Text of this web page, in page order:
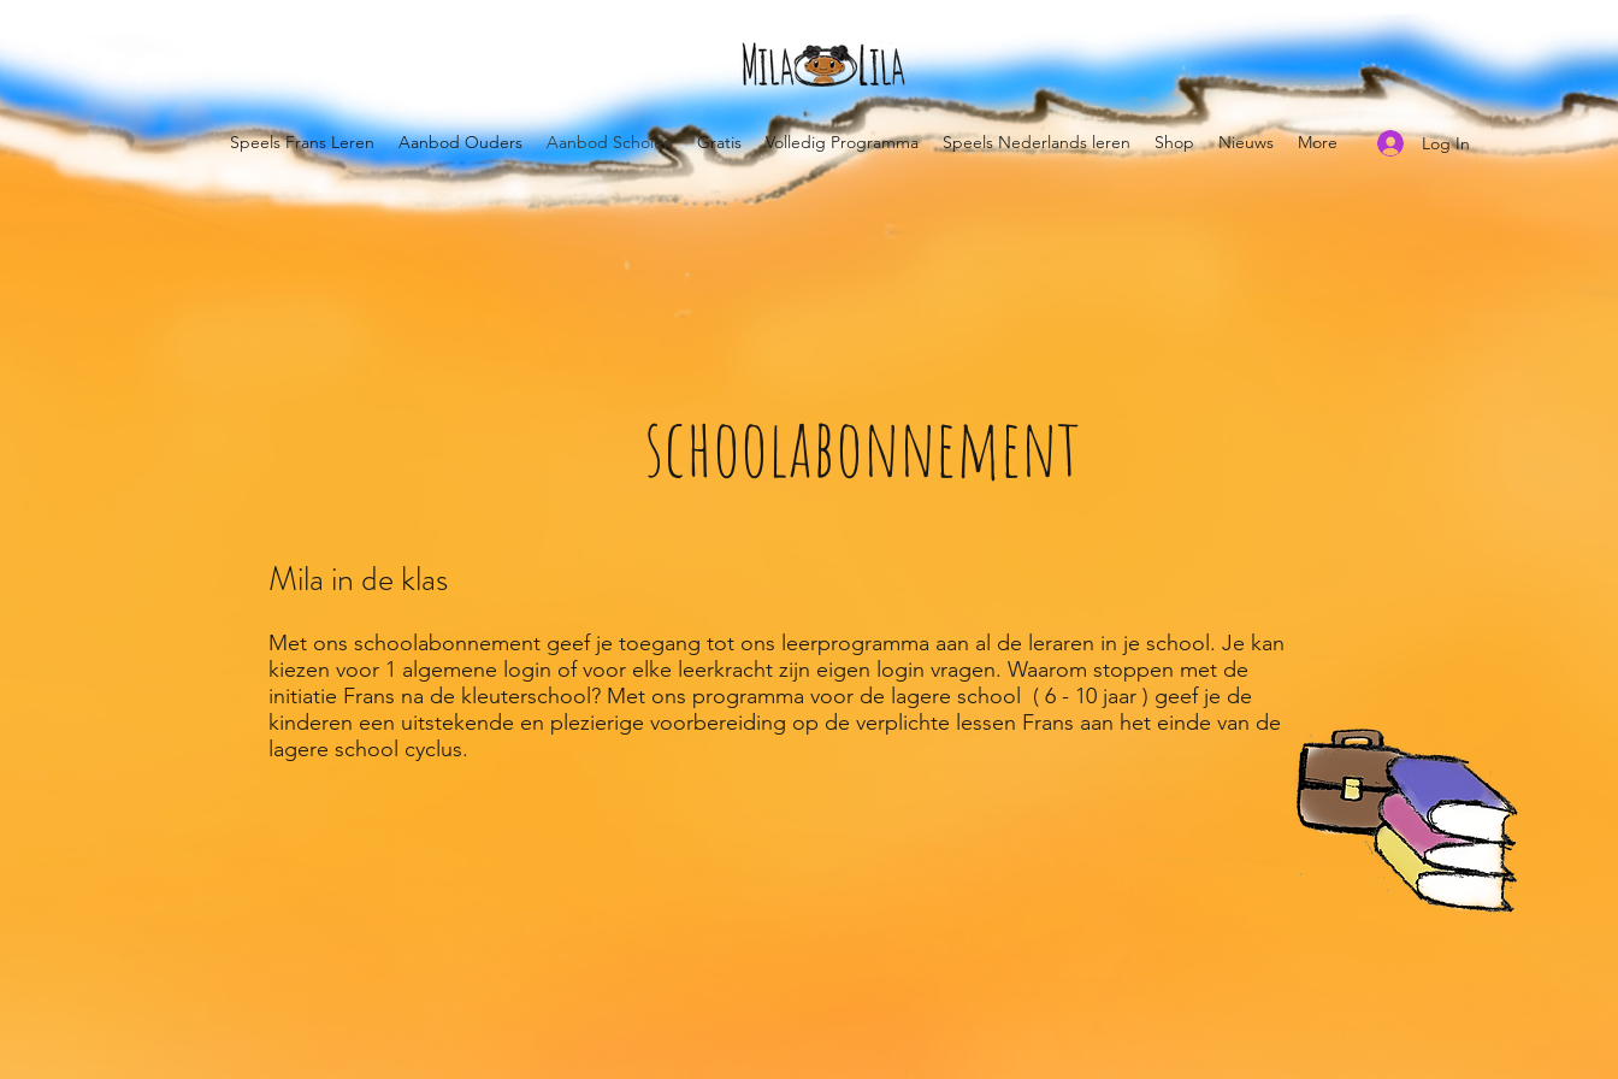
Speels Frans Leren Aanbod Ouders Aanbod Scholen Gratis Volledig Programma Speels Nederlands leren Shop Nieuws More Log In
schoolabonnement
Mila in de klas
Met ons schoolabonnement geef je toegang tot ons leerprogramma aan al de leraren in je school. Je kan
kiezen voor 1 algemene login of voor elke leerkracht zijn eigen login vragen. Waarom stoppen met de
initiatie Frans na de kleuterschool? Met ons programma voor de lagere school ( 6 - 10 jaar ) geef je de
kinderen een uitstekende en plezierige voorbereiding op de verplichte lessen Frans aan het einde van de
lagere school cyclus.